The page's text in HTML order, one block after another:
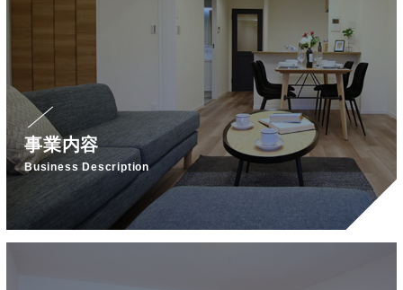
事業内容
Business Description